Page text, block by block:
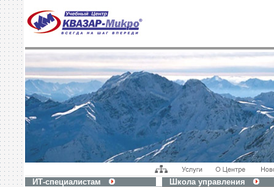
ИТ-специалистам Школа управления